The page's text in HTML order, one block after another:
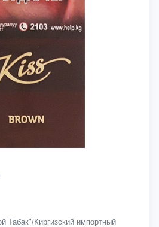
Табак"/Киргизский импортный